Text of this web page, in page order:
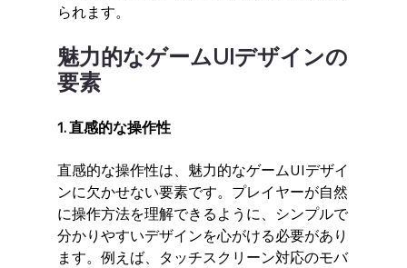
られます。
魅力的なゲームUIデザインの
要素
1. 直感的な操作性
直感的な操作性は、魅力的なゲームUIデザイ
ンに欠かせない要素です。プレイヤーが自然
に操作方法を理解できるように、シンプルで
分かりやすいデザインを心がける必要があり
ます。例えば、タッチスクリーン対応のモバ